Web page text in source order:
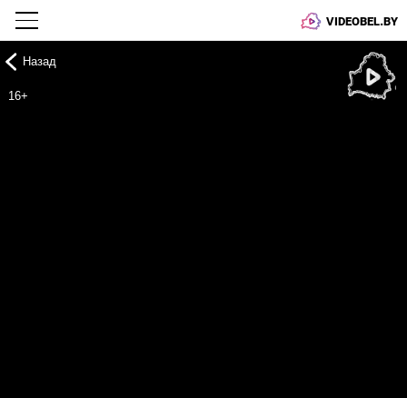
VIDEOBEL.BY
Назад
16+